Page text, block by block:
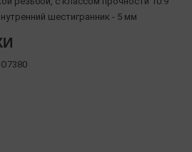
шестигранник - 5 мм